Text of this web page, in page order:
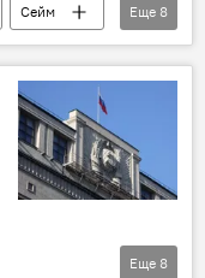
Сейм
Союз Отечества — Христианские демократы Литвы (СО-ХДЛ)
Еще 8
Еще 8